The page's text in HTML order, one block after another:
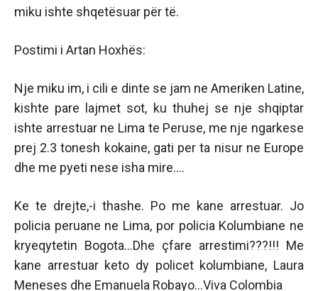
miku ishte shqetësuar për të.
Postimi i Artan Hoxhës:
Nje miku im, i cili e dinte se jam ne Ameriken Latine,
kishte pare lajmet sot, ku thuhej se nje shqiptar
ishte arrestuar ne Lima te Peruse, me nje ngarkese
prej 2.3 tonesh kokaine, gati per ta nisur ne Europe
dhe me pyeti nese isha mire….
Ke te drejte,-i thashe. Po me kane arrestuar. Jo
policia peruane ne Lima, por policia Kolumbiane ne
kryeqytetin Bogota…Dhe çfare arrestimi???!!! Me
kane arrestuar keto dy policet kolumbiane, Laura
Meneses dhe Emanuela Robayo…Viva Colombia